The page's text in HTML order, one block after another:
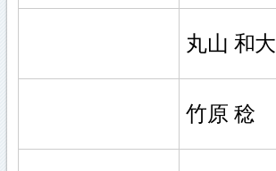
丸山 和大
竹原 稔